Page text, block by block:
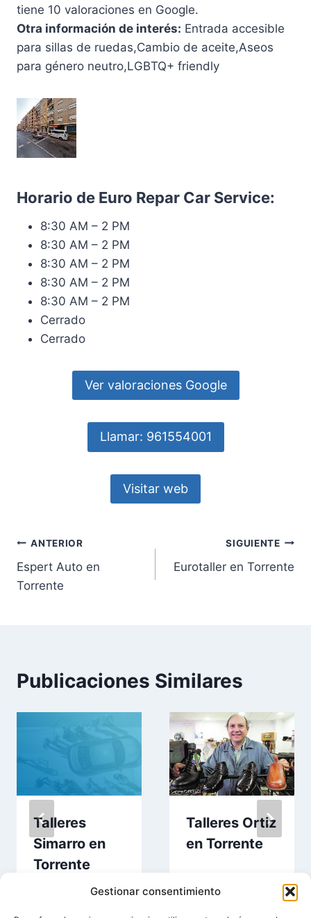
Gestionar consentimiento
tiene 10 valoraciones en Google.
Otra información de interés: Entrada accesible
para sillas de ruedas,Cambio de aceite,Aseos
para género neutro,LGBTQ+ friendly
Horario de Euro Repar Car Service:
8:30 AM – 2 PM
8:30 AM – 2 PM
8:30 AM – 2 PM
8:30 AM – 2 PM
8:30 AM – 2 PM
Cerrado
Cerrado
Ver valoraciones Google
Llamar: 961554001
Visitar web
Navegación
de
ANTERIOR
Espert Auto en
Torrente
SIGUIENTE
Eurotaller en Torrente
Publicaciones Similares
Talleres
Simarro en
Torrente
Talleres Ortiz
en Torrente